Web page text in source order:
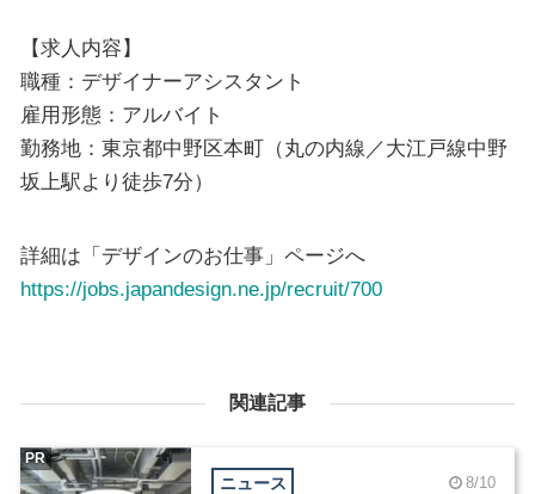
【求人内容】
職種：デザイナーアシスタント
雇用形態：アルバイト
勤務地：東京都中野区本町（丸の内線／大江戸線中野
坂上駅より徒歩7分）
詳細は「デザインのお仕事」ページへ
https://jobs.japandesign.ne.jp/recruit/700
関連記事
ニュース 8/10
PR